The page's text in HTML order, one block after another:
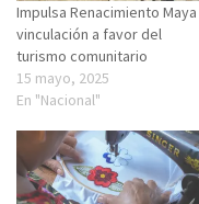
Impulsa Renacimiento Maya
vinculación a favor del
turismo comunitario
15 mayo, 2025
En "Nacional"